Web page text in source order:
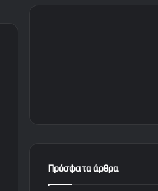
Πρόσφατα άρθρα